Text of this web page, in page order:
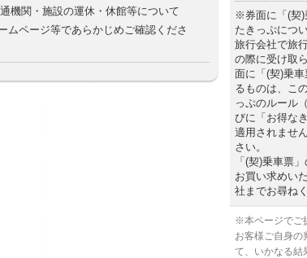
機関・施設の運休・休館等について
ムページ等であらかじめご確認くださ
※券面に「(契)
たきっぷにつ
旅行会社で旅
の際に受け取
面に「(契)乗
るものは、こ
っぷのルール
びに「お得な
適用されませ
さい。
「(契)乗車票
お買い求めい
社までお尋ね
※本ページでご
お客様ご自身の
て、いかなる結